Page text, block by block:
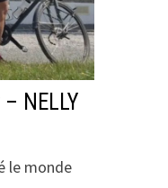
NELLY
le monde